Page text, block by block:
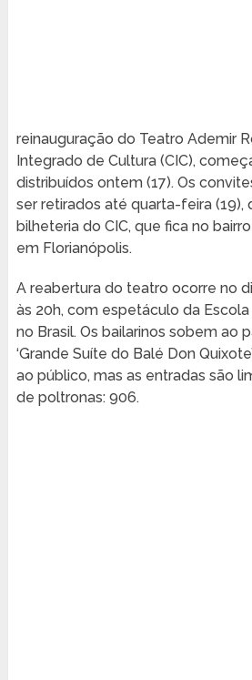
reinauguração do Teatro Ademir
Integrado de Cultura (CIC),
distribuídos ontem (17). Os
ser retirados até quarta-feira (19),
bilheteria do CIC, que fica no
em Florianópolis.
A reabertura do teatro ocorre no
às 20h, com espetáculo da
no Brasil. Os bailarinos sobem ao
‘Grande Suíte do Balé Don
ao público, mas as entradas são
de poltronas: 906.